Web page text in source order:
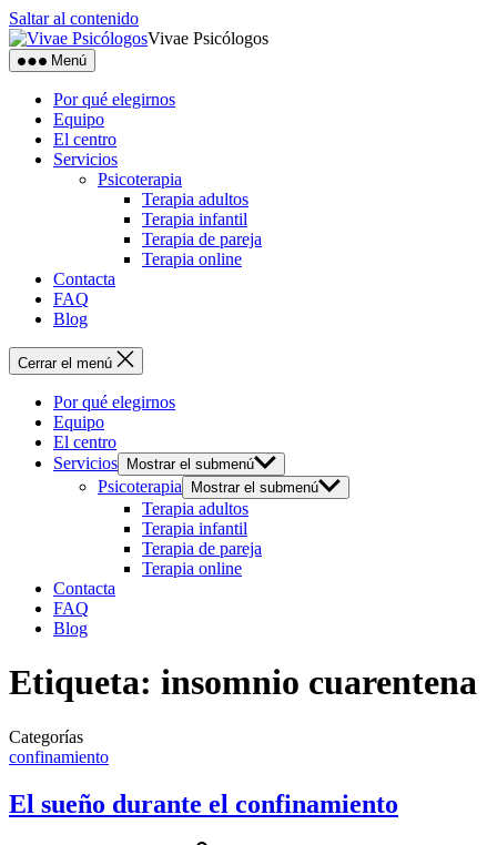
Saltar al contenido
Vivae Psicólogos
Menú
Por qué elegirnos
Equipo
El centro
Servicios
Psicoterapia
Terapia adultos
Terapia infantil
Terapia de pareja
Terapia online
Contacta
FAQ
Blog
Cerrar el menú
Por qué elegirnos
Equipo
El centro
Servicios
Mostrar el submenú
Psicoterapia Mostrar el submenú
Terapia adultos
Terapia infantil
Terapia de pareja
Terapia online
Contacta
FAQ
Blog
Etiqueta: insomnio cuarentena
Categorías
confinamiento
El sueño durante el confinamiento